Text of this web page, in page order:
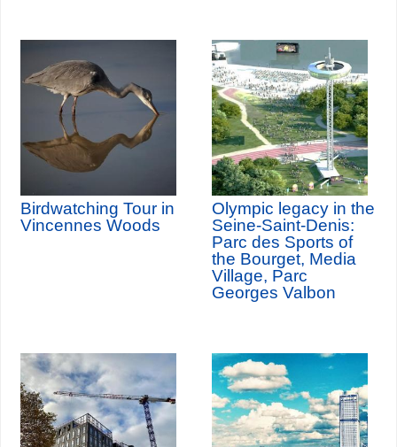
Birdwatching Tour in
Vincennes Woods
Olympic legacy in the
Seine-Saint-Denis:
Parc des Sports of
the Bourget, Media
Village, Parc
Georges Valbon